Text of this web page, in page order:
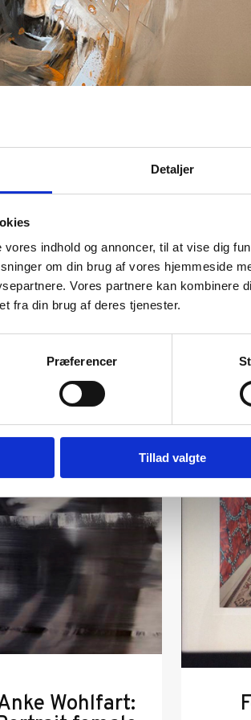
Detaljer
indhold og annoncer, til at vise dig
om din brug af vores hjemmeside
Vores partnere kan kombinere
fra din brug af deres tjenester.
Præferencer
Tillad valgte
Wohlfart: